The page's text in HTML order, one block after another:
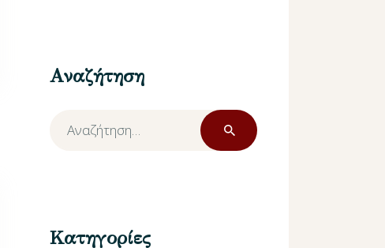
Αναζήτηση
Αναζήτηση
για:
Κατηγορίες